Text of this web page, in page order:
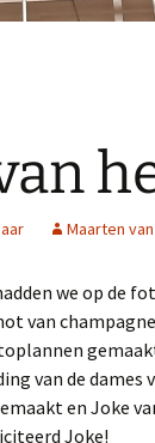
Maarten
we op de
van
van de dames
en Joke
Joke!